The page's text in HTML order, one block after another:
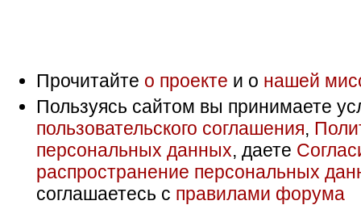
Прочитайте о проекте и о нашей
Пользуясь сайтом вы принимаете
пользовательского соглашения,
персональных данных, даете
распространение персональных
соглашаетесь с правилами форума